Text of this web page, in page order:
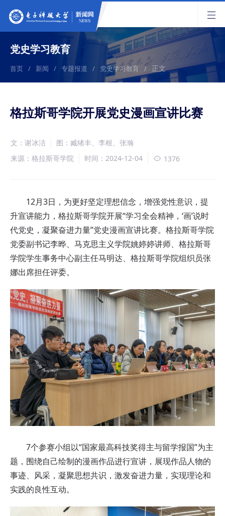
党史学习教育
首页 / 新闻 / 专题报道 / 党史学习教育 / 正文
格拉斯哥学院开展党史漫画宣讲比赛
文：谢冰洁
图：臧绪丰、李根、张瀚
来源：格拉斯哥学院
时间：2024-12-04 1376
12月3日，为更好坚定理想信念，增强党性意识，提
升宣讲能力，格拉斯哥学院开展“学习全会精神，‘画’说时
代党史，凝聚奋进力量”党史漫画宣讲比赛。格拉斯哥学院
党委副书记李晔、马克思主义学院姚婷婷讲师、格拉斯哥
学院学生事务中心副主任马明达、格拉斯哥学院组织员张
娜出席担任评委。
7个参赛小组以“国家最高科技奖得主与留学报国”为主
题，围绕自己绘制的漫画作品进行宣讲，展现作品人物的
事迹、风采，凝聚思想共识，激发奋进力量，实现理论和
实践的良性互动。